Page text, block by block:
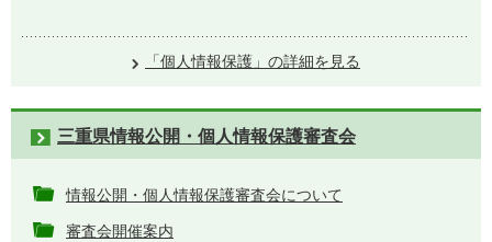
「個人情報保護」の詳細を見る
三重県情報公開・個人情報保護審査会
情報公開・個人情報保護審査会について
審査会開催案内